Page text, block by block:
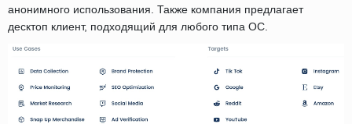
анонимного использования. Также компания предлагает
десктоп клиент, подходящий для любого типа ОС.